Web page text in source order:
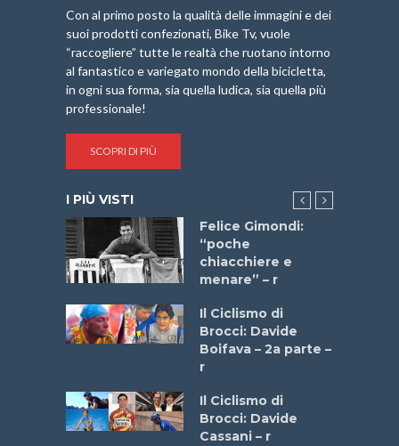
Con al primo posto la qualità delle immagini e dei
suoi prodotti confezionati, Bike Tv, vuole
“raccogliere” tutte le realtà che ruotano intorno
al fantastico e variegato mondo della bicicletta,
in ogni sua forma, sia quella ludica, sia quella più
professionale!
SCOPRI DI PIÙ
I PIÙ VISTI
Felice Gimondi:
“poche
chiacchiere e
menare” – r
Il Ciclismo di
Brocci: Davide
Boifava – 2a parte –
r
Il Ciclismo di
Brocci: Davide
Cassani – r